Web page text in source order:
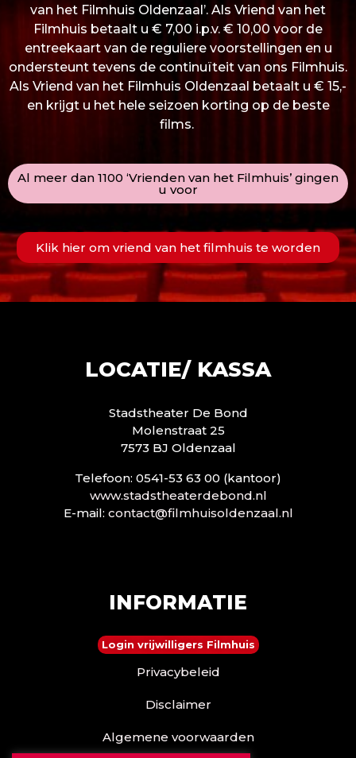
van het Filmhuis Oldenzaal’. Als Vriend van het
Filmhuis betaalt u € 7,00 i.p.v. € 10,00 voor de
entreekaart van de reguliere voorstellingen en u
ondersteunt tevens de continuïteit van ons Filmhuis.
Als Vriend van het Filmhuis Oldenzaal betaalt u € 15,-
en krijgt u het hele seizoen korting op de beste
films.
Al meer dan 1100 ‘Vrienden van het Filmhuis’ gingen
u voor
Klik hier om vriend van het filmhuis te worden
LOCATIE/ KASSA
Stadstheater De Bond
Molenstraat 25
7573 BJ Oldenzaal
Telefoon: 0541-53 63 00 (kantoor)
www.stadstheaterdebond.nl
E-mail: contact@filmhuisoldenzaal.nl
INFORMATIE
Login vrijwilligers Filmhuis
Privacybeleid
Disclaimer
Algemene voorwaarden